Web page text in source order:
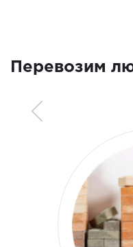
Перевозим